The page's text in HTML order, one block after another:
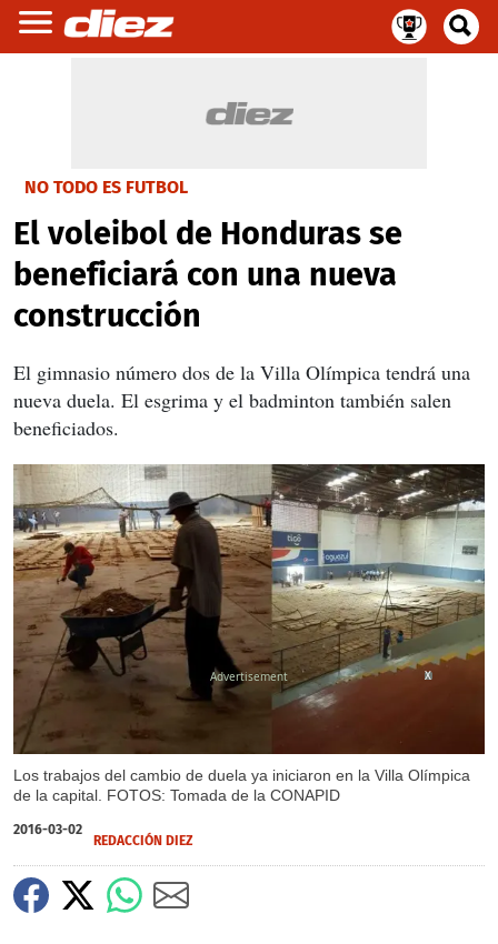
NO TODO ES FUTBOL
El voleibol de Honduras se
beneficiará con una nueva
construcción
El gimnasio número dos de la Villa Olímpica tendrá una
nueva duela. El esgrima y el badminton también salen
beneficiados.
Los trabajos del cambio de duela ya iniciaron en la Villa Olímpica
de la capital. FOTOS: Tomada de la CONAPID
X
2016-03-02
REDACCIÓN DIEZ